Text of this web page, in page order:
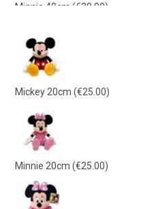
Minnie 40cm (€38.00)
Mickey 40cm
Γαλάζιο Λούτρινο 21εκ
Mickey 20cm (€25.00)
Minnie 20cm (€25.00)